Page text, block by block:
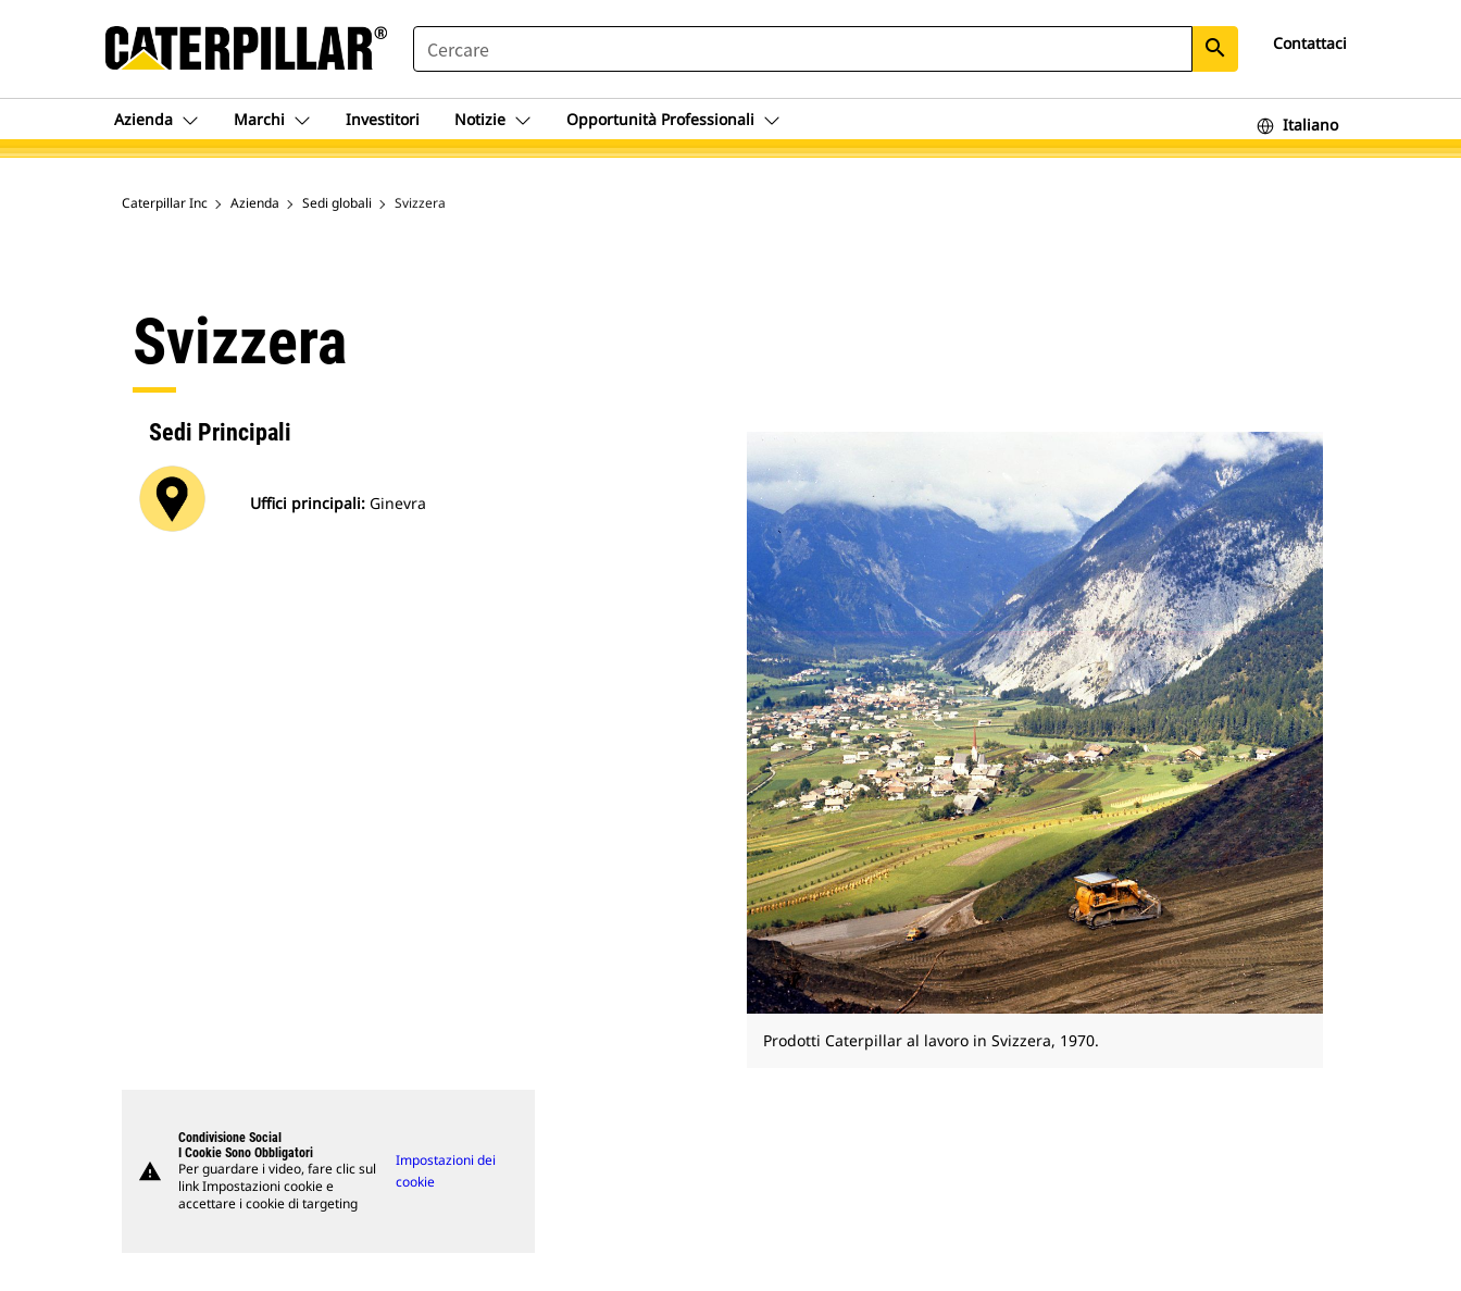
SEARCH search Contattaci
Azienda Marchi Investitori Notizie Opportunità Professionali Italiano
Caterpillar Inc Azienda Sedi globali Svizzera
Svizzera
Sedi Principali
Uffici principali: Ginevra
Prodotti Caterpillar al lavoro in Svizzera, 1970.
warning
Condivisione Social
I Cookie Sono Obbligatori
Per guardare i video, fare clic sul
link Impostazioni cookie e
accettare i cookie di targeting
Impostazioni dei
cookie